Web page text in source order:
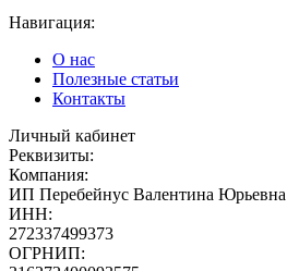
Навигация:
О нас
Полезные статьи
Контакты
Личный кабинет
Реквизиты:
Компания:
ИП Перебейнус Валентина Юрьевна
ИНН:
272337499373
ОГРНИП: